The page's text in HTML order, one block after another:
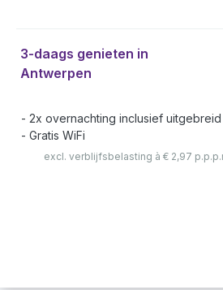
3-daags genieten in
Antwerpen
2x overnachting inclusief
Gratis WiFi
excl. verblijfsbelasting à € 2,97